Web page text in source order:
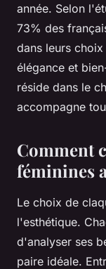
année. Selon
73% des
dans leurs
élégance et
réside dans le
accompagne
Comment
féminines
Le choix de
l'esthétique.
d'analyser ses
paire idéale.